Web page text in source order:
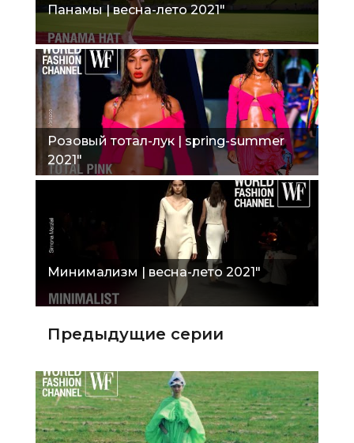
Панамы | весна-лето 2021"
Розовый тотал-лук | spring-summer
2021"
Минимализм | весна-лето 2021"
Предыдущие серии